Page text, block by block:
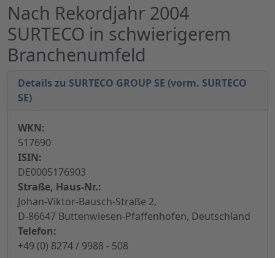
Nach Rekordjahr 2004
SURTECO in schwierigerem
Branchenumfeld
Details zu SURTECO GROUP SE (vorm. SURTECO
SE)
WKN:
517690
ISIN:
DE0005176903
Straße, Haus-Nr.:
Johan-Viktor-Bausch-Straße 2,
D-86647 Buttenwiesen-Pfaffenhofen, Deutschland
Telefon:
+49 (0) 8274 / 9988 - 508